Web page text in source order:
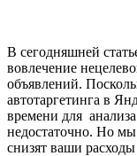
В сегодняшней
вовлечение
объявлений.
автотаргетинга в
времени для
недостаточно. Но
снизят ваши